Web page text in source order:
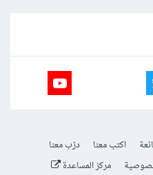
اكتب معنا
درّب معنا
مركز المساعدة